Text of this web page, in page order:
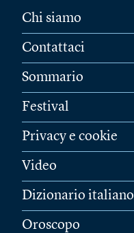
Chi siamo
Contattaci
Sommario
Festival
Privacy e cookie
Video
Dizionario italiano
Oroscopo